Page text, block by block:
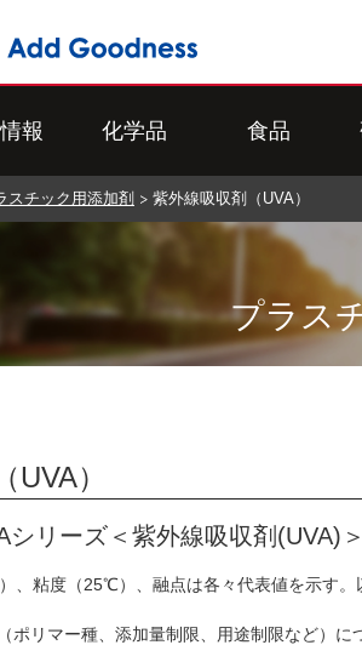
報 化学品 食品
スチック用添加剤 紫外線吸収剤（UVA）
プラス
）
シリーズ＜紫外線吸収剤(UVA)＞
粘度（25℃）、融点は各々代表値を示す。
ポリマー種、添加量制限、用途制限など）